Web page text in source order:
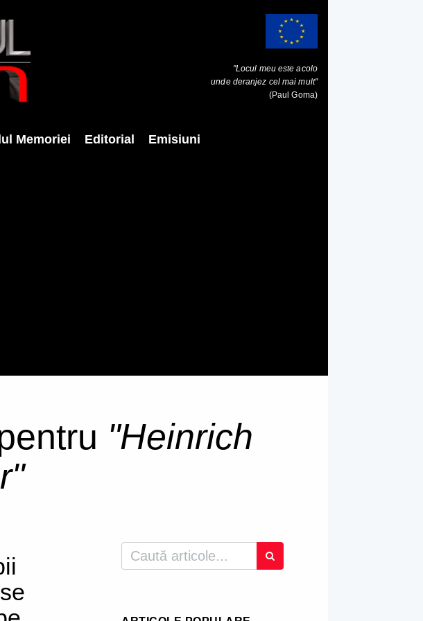
"Locul meu este acolo
unde deranjez cel mai mult"
(Paul Goma)
Memoriei Editorial Emisiuni
"Heinrich